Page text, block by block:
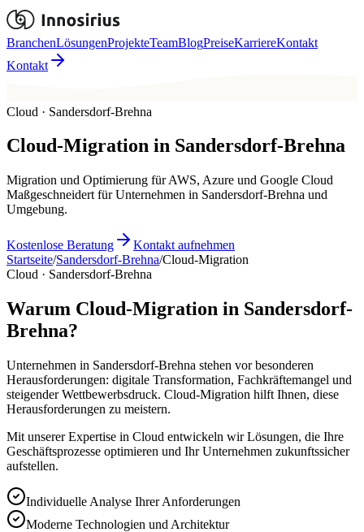
BranchenLösungenProjekteTeamBlogPreiseKarriereKontakt
Kontakt
Cloud · Sandersdorf-Brehna
Cloud-Migration in Sandersdorf-Brehna
Migration und Optimierung für AWS, Azure und Google Cloud
Maßgeschneidert für Unternehmen in Sandersdorf-Brehna und
Umgebung.
Kostenlose Beratung
Kontakt aufnehmen
Startseite/Sandersdorf-Brehna/Cloud-Migration
Cloud · Sandersdorf-Brehna
Warum Cloud-Migration in Sandersdorf-
Brehna?
Unternehmen in Sandersdorf-Brehna stehen vor besonderen
Herausforderungen: digitale Transformation, Fachkräftemangel und
steigender Wettbewerbsdruck. Cloud-Migration hilft Ihnen, diese
Herausforderungen zu meistern.
Mit unserer Expertise in Cloud entwickeln wir Lösungen, die Ihre
Geschäftsprozesse optimieren und Ihr Unternehmen zukunftssicher
aufstellen.
Individuelle Analyse Ihrer Anforderungen
Moderne Technologien und Architektur